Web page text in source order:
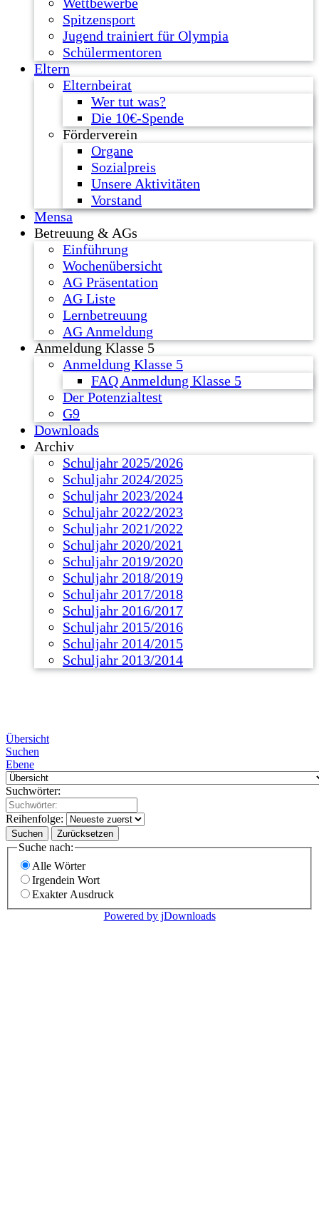
Spitzensport
Jugend trainiert für Olympia
Schülermentoren
Eltern
Elternbeirat
Wer tut was?
Die 10€-Spende
Förderverein
Organe
Sozialpreis
Unsere Aktivitäten
Vorstand
Mensa
Betreuung & AGs
Einführung
Wochenübersicht
AG Präsentation
AG Liste
Lernbetreuung
AG Anmeldung
Anmeldung Klasse 5
Anmeldung Klasse 5
FAQ Anmeldung Klasse 5
Der Potenzialtest
G9
Downloads
Archiv
Schuljahr 2025/2026
Schuljahr 2024/2025
Schuljahr 2023/2024
Schuljahr 2022/2023
Schuljahr 2021/2022
Schuljahr 2020/2021
Schuljahr 2019/2020
Schuljahr 2018/2019
Schuljahr 2017/2018
Schuljahr 2016/2017
Schuljahr 2015/2016
Schuljahr 2014/2015
Schuljahr 2013/2014
Übersicht
Suchen
Ebene
Suchwörter:
Reihenfolge:
Suchen Zurücksetzen
Suche nach:
Alle Wörter
Irgendein Wort
Exakter Ausdruck
Powered by jDownloads